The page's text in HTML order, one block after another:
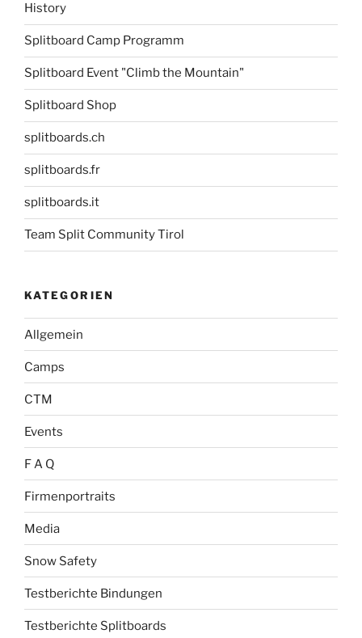
History
Splitboard Camp Programm
Splitboard Event "Climb the Mountain"
Splitboard Shop
splitboards.ch
splitboards.fr
splitboards.it
Team Split Community Tirol
KATEGORIEN
Allgemein
Camps
CTM
Events
F A Q
Firmenportraits
Media
Snow Safety
Testberichte Bindungen
Testberichte Splitboards